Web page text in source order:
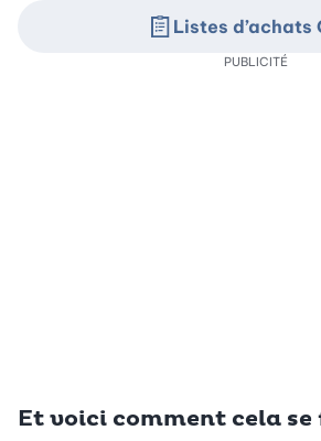
Et voici comment cela
Listes d’achats
PUBLICITÉ